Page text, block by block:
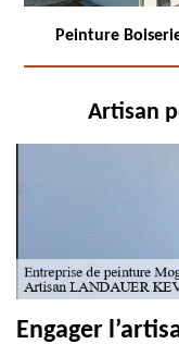
Peinture
Artisan
Engager